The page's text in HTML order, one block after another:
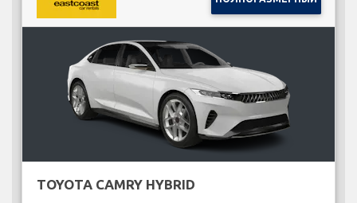
TOYOTA CAMRY HYBRID